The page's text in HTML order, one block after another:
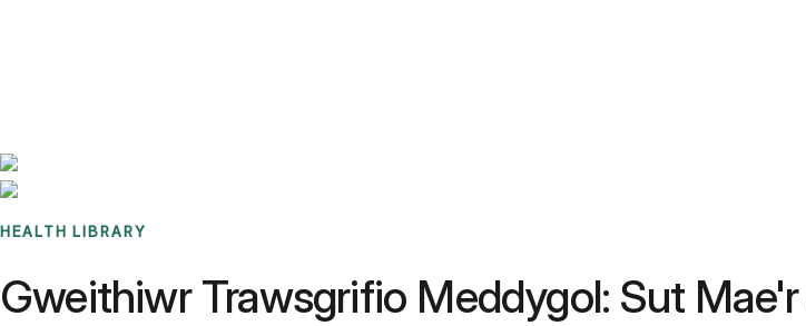
HEALTH LIBRARY
Gweithiwr Trawsgrifio Meddygol: Sut